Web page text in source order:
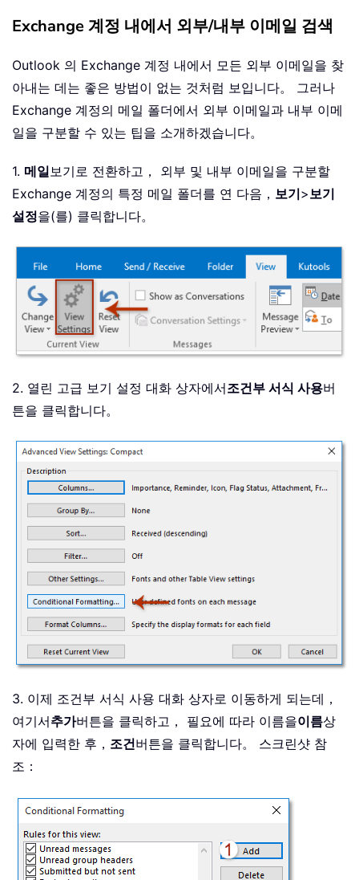
Exchange 계정 내에서 외부/내부 이메일 검색
Outlook 의 Exchange 계정 내에서 모든 외부 이메일을 찾
아내는 데는 좋은 방법이 없는 것처럼 보입니다。 그러나
Exchange 계정의 메일 폴더에서 외부 이메일과 내부 이메
일을 구분할 수 있는 팁을 소개하겠습니다。
1. 메일 보기로 전환하고， 외부 및 내부 이메일을 구분할
Exchange 계정의 특정 메일 폴더를 연 다음， 보기>보기
설정을(를) 클릭합니다。
2. 열린 고급 보기 설정 대화 상자에서조건부 서식 사용버
튼을 클릭합니다。
3. 이제 조건부 서식 사용 대화 상자로 이동하게 되는데，
여기서추가버튼을 클릭하고， 필요에 따라 이름을이름상
자에 입력한 후， 조건버튼을 클릭합니다。 스크린샷 참
조：